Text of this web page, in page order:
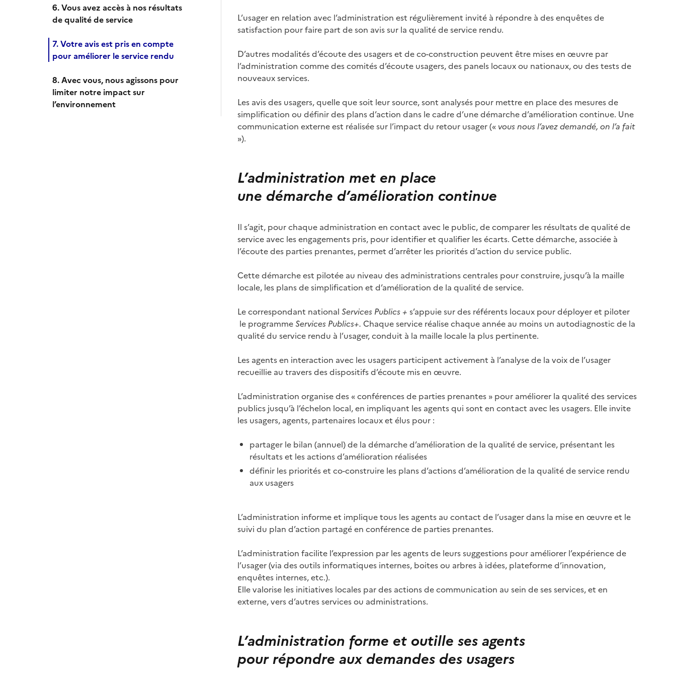
6. Vous avez accès à nos résultats
de qualité de service
7. Votre avis est pris en compte
pour améliorer le service rendu
8. Avec vous, nous agissons pour
limiter notre impact sur
l’environnement
L’usager en relation avec l’administration est régulièrement invité à répondre à des enquêtes de
satisfaction pour faire part de son avis sur la qualité de service rendu.
D’autres modalités d’écoute des usagers et de co-construction peuvent être mises en œuvre par
l’administration comme des comités d’écoute usagers, des panels locaux ou nationaux, ou des tests de
nouveaux services.
Les avis des usagers, quelle que soit leur source, sont analysés pour mettre en place des mesures de
simplification ou définir des plans d’action dans le cadre d’une démarche d’amélioration continue. Une
communication externe est réalisée sur l’impact du retour usager (« vous nous l’avez demandé, on l’a fait
»).
L’administration met en place
une démarche d’amélioration continue
Il s’agit, pour chaque administration en contact avec le public, de comparer les résultats de qualité de
service avec les engagements pris, pour identifier et qualifier les écarts. Cette démarche, associée à
l’écoute des parties prenantes, permet d’arrêter les priorités d’action du service public.
Cette démarche est pilotée au niveau des administrations centrales pour construire, jusqu’à la maille
locale, les plans de simplification et d’amélioration de la qualité de service.
Le correspondant national Services Publics + s’appuie sur des référents locaux pour déployer et piloter
le programme Services Publics+. Chaque service réalise chaque année au moins un autodiagnostic de la
qualité du service rendu à l’usager, conduit à la maille locale la plus pertinente.
Les agents en interaction avec les usagers participent activement à l’analyse de la voix de l’usager
recueillie au travers des dispositifs d’écoute mis en œuvre.
L’administration organise des « conférences de parties prenantes » pour améliorer la qualité des services
publics jusqu’à l’échelon local, en impliquant les agents qui sont en contact avec les usagers. Elle invite
les usagers, agents, partenaires locaux et élus pour :
partager le bilan (annuel) de la démarche d’amélioration de la qualité de service, présentant les
résultats et les actions d’amélioration réalisées
définir les priorités et co-construire les plans d’actions d’amélioration de la qualité de service rendu
aux usagers
L’administration informe et implique tous les agents au contact de l’usager dans la mise en œuvre et le
suivi du plan d’action partagé en conférence de parties prenantes.
L’administration facilite l’expression par les agents de leurs suggestions pour améliorer l’expérience de
l’usager (via des outils informatiques internes, boites ou arbres à idées, plateforme d’innovation,
enquêtes internes, etc.).
Elle valorise les initiatives locales par des actions de communication au sein de ses services, et en
externe, vers d’autres services ou administrations.
L’administration forme et outille ses agents
pour répondre aux demandes des usagers